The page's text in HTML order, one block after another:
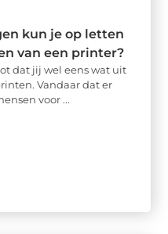
kun je op letten
van een printer?
dat jij wel eens wat uit
Vandaar dat er
voor ...